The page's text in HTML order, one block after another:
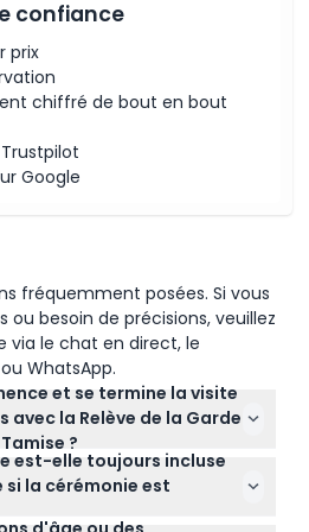
confiance
prix
chiffré de bout en bout
Google
fréquemment posées. Si vous
ou besoin de précisions, veuillez
le chat en direct, le
WhatsApp.
et se termine la visite
avec la Relève de la Garde
?
7h45 à la gare routière de
16h30 à la Grande Roue
de modifications —
est-elle toujours incluse
si la cérémonie est